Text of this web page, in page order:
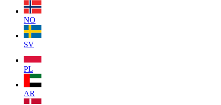
NO
SV
PL
AR